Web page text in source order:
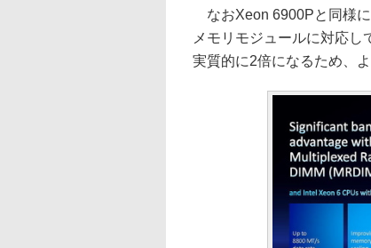
なおXeon 6900Pと同様
メモリモジュールに対応
実質的に2倍になるため、